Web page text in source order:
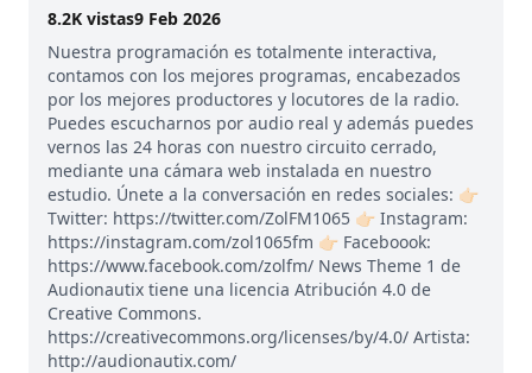
8.2K vistas9 Feb 2026
Nuestra programación es totalmente interactiva,
contamos con los mejores programas, encabezados
por los mejores productores y locutores de la radio.
Puedes escucharnos por audio real y además puedes
vernos las 24 horas con nuestro circuito cerrado,
mediante una cámara web instalada en nuestro
estudio. Únete a la conversación en redes sociales: 👉🏻
Twitter: https://twitter.com/ZolFM1065 👉🏻 Instagram:
https://instagram.com/zol1065fm 👉🏻 Faceboook:
https://www.facebook.com/zolfm/ News Theme 1 de
Audionautix tiene una licencia Atribución 4.0 de
Creative Commons.
https://creativecommons.org/licenses/by/4.0/ Artista:
http://audionautix.com/